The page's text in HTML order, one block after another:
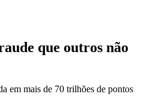
que outros não
em mais de 70 trilhões de pontos